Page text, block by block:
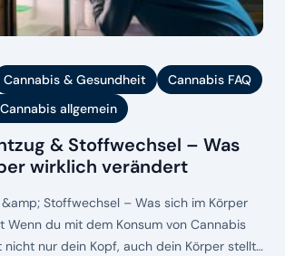
Cannabis & Gesundheit
Cannabis FAQ
allgemein
& Stoffwechsel – Was
wirklich verändert
Stoffwechsel – Was sich im Körper
Wenn du mit dem Konsum von Cannabis
nur dein Kopf, auch dein Körper stellt